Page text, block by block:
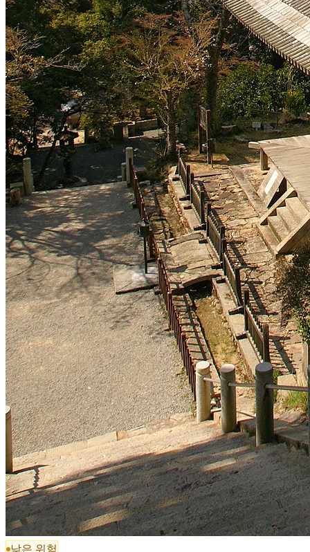
낮은 위험